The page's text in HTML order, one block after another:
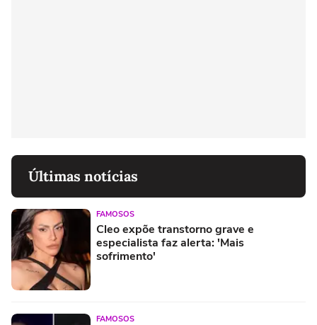
Últimas notícias
FAMOSOS
Cleo expõe transtorno grave e
especialista faz alerta: 'Mais
sofrimento'
FAMOSOS